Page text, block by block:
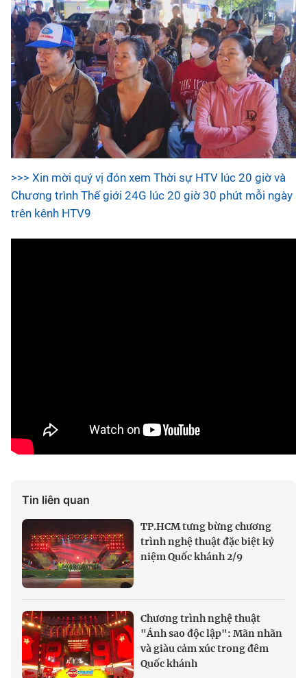
>>> Xin mời quý vị đón xem Thời sự HTV lúc 20 giờ và
Chương trình Thế giới 24G lúc 20 giờ 30 phút mỗi ngày
trên kênh HTV9
Tin liên quan
TP.HCM tưng bừng chương
trình nghệ thuật đặc biệt kỷ
niệm Quốc khánh 2/9
Chương trình nghệ thuật
"Ánh sao độc lập": Mãn nhãn
và giàu cảm xúc trong đêm
Quốc khánh